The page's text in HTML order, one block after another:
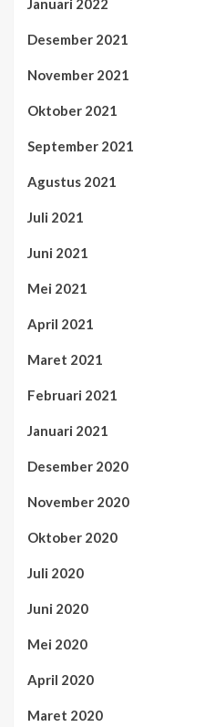
Januari 2022
Desember 2021
November 2021
Oktober 2021
September 2021
Agustus 2021
Juli 2021
Juni 2021
Mei 2021
April 2021
Maret 2021
Februari 2021
Januari 2021
Desember 2020
November 2020
Oktober 2020
Juli 2020
Juni 2020
Mei 2020
April 2020
Maret 2020